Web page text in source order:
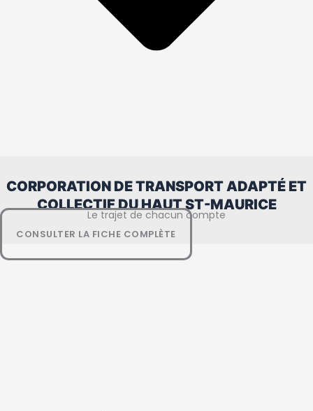
Régions
CORPORATION DE TRANSPORT ADAPTÉ ET
COLLECTIF DU HAUT ST-MAURICE
Le trajet de chacun compte
CONSULTER LA FICHE COMPLÈTE